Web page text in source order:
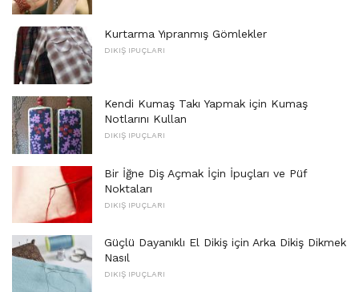
Kurtarma Yıpranmış Gömlekler
DIKIŞ IPUÇLARI
Kendi Kumaş Takı Yapmak için Kumaş
Notlarını Kullan
DIKIŞ IPUÇLARI
Bir İğne Diş Açmak İçin İpuçları ve Püf
Noktaları
DIKIŞ IPUÇLARI
Güçlü Dayanıklı El Dikiş için Arka Dikiş Dikmek
Nasıl
DIKIŞ IPUÇLARI